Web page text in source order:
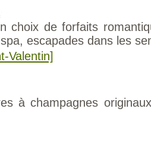
choix de forfaits
escapades dans les
Valentin]
à champagnes